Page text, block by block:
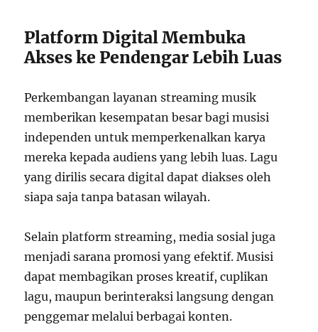
Platform Digital Membuka
Akses ke Pendengar Lebih Luas
Perkembangan layanan streaming musik
memberikan kesempatan besar bagi musisi
independen untuk memperkenalkan karya
mereka kepada audiens yang lebih luas. Lagu
yang dirilis secara digital dapat diakses oleh
siapa saja tanpa batasan wilayah.
Selain platform streaming, media sosial juga
menjadi sarana promosi yang efektif. Musisi
dapat membagikan proses kreatif, cuplikan
lagu, maupun berinteraksi langsung dengan
penggemar melalui berbagai konten.